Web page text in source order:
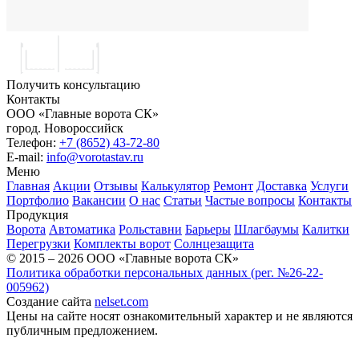
Получить консультацию
Контакты
ООО «Главные ворота СК»
город. Новороссийск
Телефон: +7 (8652) 43-72-80
E-mail: info@vorotastav.ru
Меню
Главная Акции Отзывы Калькулятор Ремонт Доставка Услуги
Портфолио Вакансии О нас Статьи Частые вопросы Контакты
Продукция
Ворота Автоматика Рольставни Барьеры Шлагбаумы Калитки
Перегрузки Комплекты ворот Солнцезащита
© 2015 – 2026 ООО «Главные ворота СК»
Политика обработки персональных данных (рег. №26-22-
005962)
Создание сайта nelset.com
Цены на сайте носят ознакомительный характер и не являются
публичным предложением.